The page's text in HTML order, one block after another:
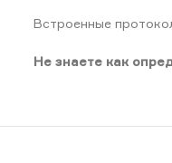
Встроенные
Не знаете как